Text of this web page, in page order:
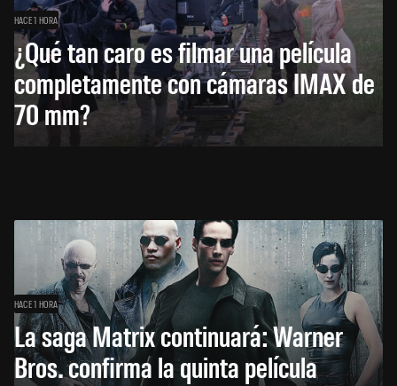
HACE 1 HORA
¿Qué tan caro es filmar una película
completamente con cámaras IMAX de
70 mm?
HACE 1 HORA
La saga Matrix continuará: Warner
Bros. confirma la quinta película